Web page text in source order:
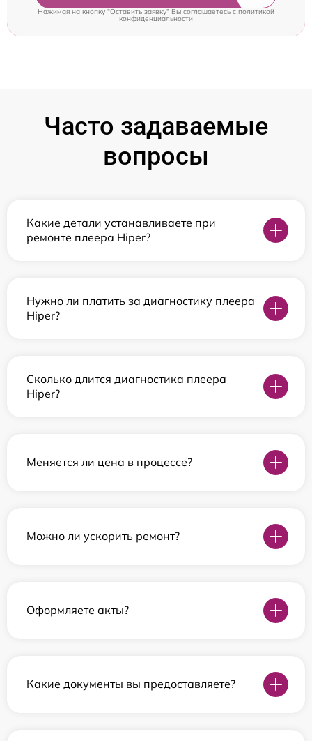
Нажимая на кнопку "Оставить заявку" Вы соглашаетесь cполитикой
конфиденциальности
Часто задаваемые
вопросы
Какие детали устанавливаете при
ремонте плеера Hiper?
Нужно ли платить за диагностику плеера
Hiper?
Сколько длится диагностика плеера
Hiper?
Меняется ли цена в процессе?
Можно ли ускорить ремонт?
Оформляете акты?
Какие документы вы предоставляете?